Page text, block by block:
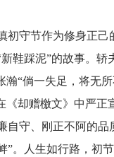
守节作为修身正己
鞋踩泥”的故事。
瀚“倘一失足，将无
《却赠檄文》中严
自守、刚正不阿的
”。人生如行路，初